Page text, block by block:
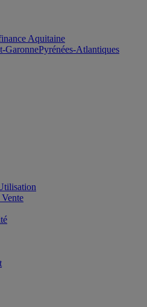
Aquitaine
GaronnePyrénées-Atlantiques